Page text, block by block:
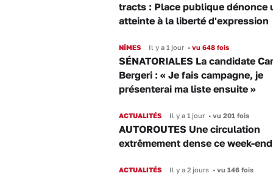
tracts : Place publique dénonce
atteinte à la liberté d'expression
NÎMES Il y a 1 jour •vu 648 fois
SÉNATORIALES La candidate
Bergeri : « Je fais campagne, je
présenterai ma liste ensuite »
ACTUALITÉS Il y a 1 jour •vu 201 fois
AUTOROUTES Une circulation
extrêmement dense ce week-end
ACTUALITÉS Il y a 2 jours •vu 146 fois